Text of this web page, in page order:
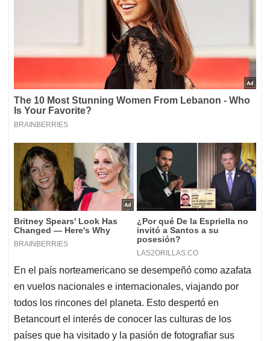
En el país norteamericano se desempeñó como azafata
en vuelos nacionales e internacionales, viajando por
todos los rincones del planeta. Esto despertó en
Betancourt el interés de conocer las culturas de los
países que ha visitado y la pasión de fotografiar sus